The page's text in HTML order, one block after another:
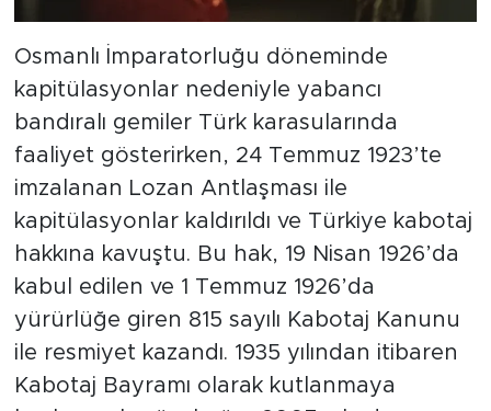
Osmanlı İmparatorluğu döneminde
kapitülasyonlar nedeniyle yabancı
bandıralı gemiler Türk karasularında
faaliyet gösterirken, 24 Temmuz 1923’te
imzalanan Lozan Antlaşması ile
kapitülasyonlar kaldırıldı ve Türkiye kabotaj
hakkına kavuştu. Bu hak, 19 Nisan 1926’da
kabul edilen ve 1 Temmuz 1926’da
yürürlüğe giren 815 sayılı Kabotaj Kanunu
ile resmiyet kazandı. 1935 yılından itibaren
Kabotaj Bayramı olarak kutlanmaya